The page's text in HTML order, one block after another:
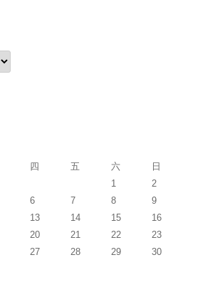
四 五 六
日
1
2
6 7 8
9
13 14 15
16
20 21 22
23
27 28 29
30